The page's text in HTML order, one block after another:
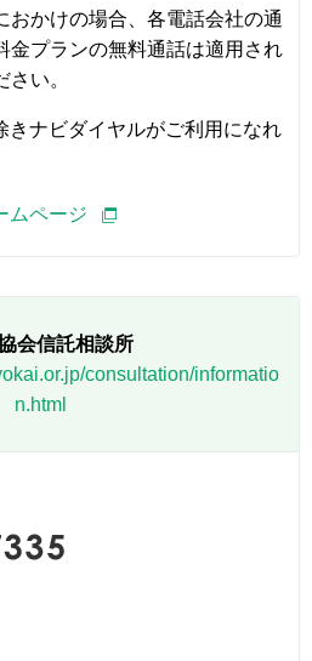
おかけの場合、各電話会社の通
金プランの無料通話は適用され
い。
きナビダイヤルがご利用になれ
ムページ
会信託相談所
consultation/informatio
n.html